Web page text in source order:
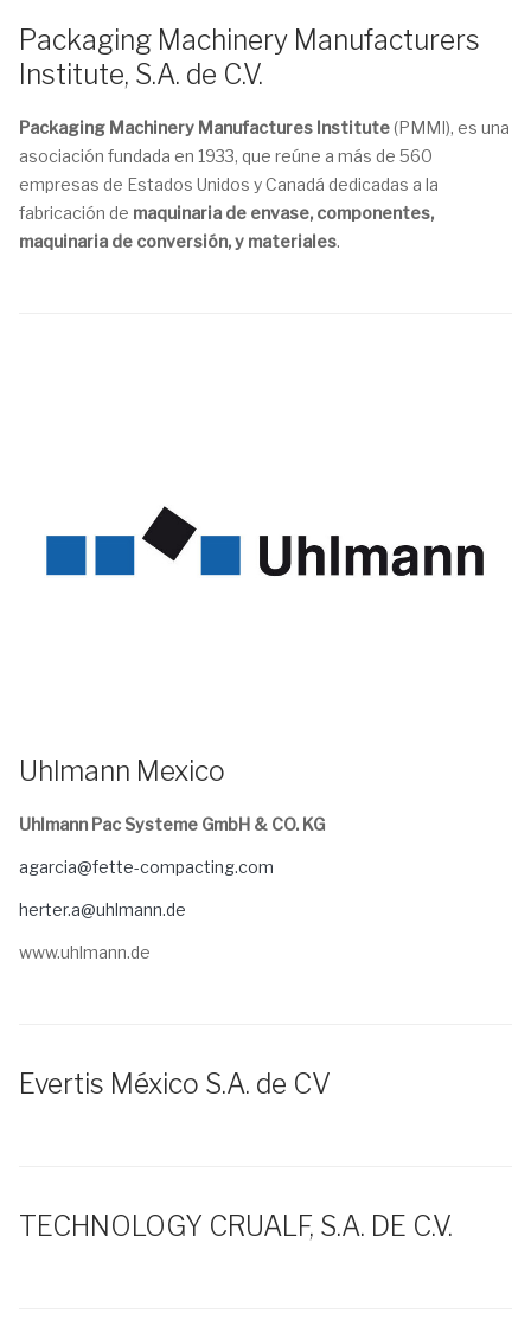
Packaging Machinery Manufacturers
Institute, S.A. de C.V.
Packaging Machinery Manufactures Institute(PMMI), es una
asociación fundada en 1933, que reúne a más de 560
empresas de Estados Unidos y Canadá dedicadas a la
fabricación de maquinaria de envase, componentes,
maquinaria de conversión, y materiales.
Uhlmann Mexico
Uhlmann Pac Systeme GmbH & CO. KG
agarcia@fette-compacting.com
herter.a@uhlmann.de
www.uhlmann.de
Evertis México S.A. de CV
TECHNOLOGY CRUALF, S.A. DE C.V.